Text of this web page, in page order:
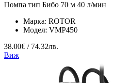
Помпа тип Бибо 70 м 40 л/мин
Марка: ROTOR
Модел: VMP450
38.00€ / 74.32лв.
Виж